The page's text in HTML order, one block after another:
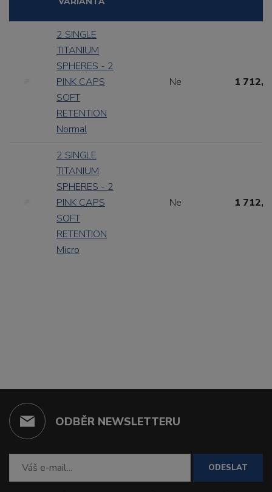
2 SINGLE
TITANIUM
SPHERES - 2
PINK CAPS
SOFT
RETENTION
Normal
Ne 1
2 SINGLE
TITANIUM
SPHERES - 2
PINK CAPS
SOFT
RETENTION
Micro
Ne 1
ODBĚR NEWSLETTERU
ODESLAT